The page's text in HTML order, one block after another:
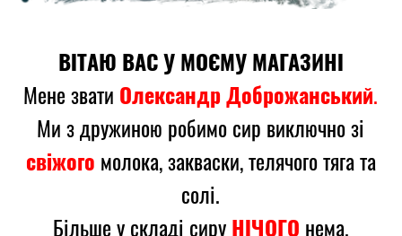
ВІТАЮ ВАС У МОЄМУ МАГАЗИНІ
Мене звати Олександр Доброжанський.
Ми з дружиною робимо сир виключно зі
свіжого молока, закваски, телячого тяга та
солі.
Більше у складі сиру НІЧОГО нема.